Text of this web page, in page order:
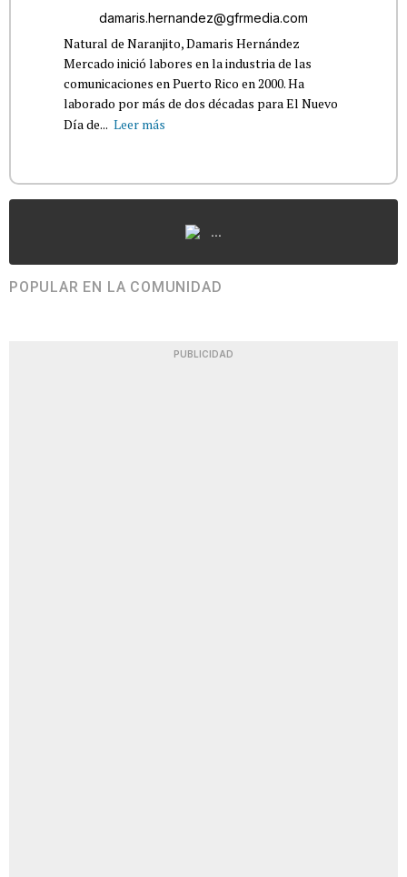
damaris.hernandez@gfrmedia.com
Natural de Naranjito, Damaris Hernández
Mercado inició labores en la industria de las
comunicaciones en Puerto Rico en 2000. Ha
laborado por más de dos décadas para El Nuevo
Día de... Leer más
...
POPULAR EN LA COMUNIDAD
PUBLICIDAD